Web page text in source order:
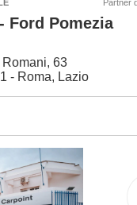
Partner
Ford Pomezia
63
- Roma, Lazio